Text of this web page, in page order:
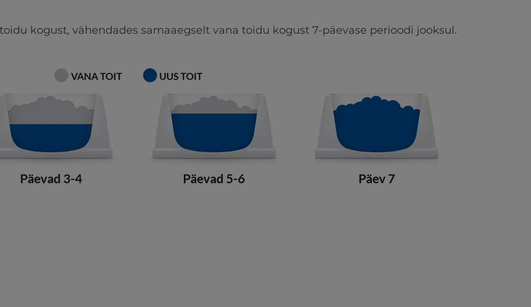
kogust, vähendades samaaegselt vana toidu kogust 7-päevase perioodi jooksul.